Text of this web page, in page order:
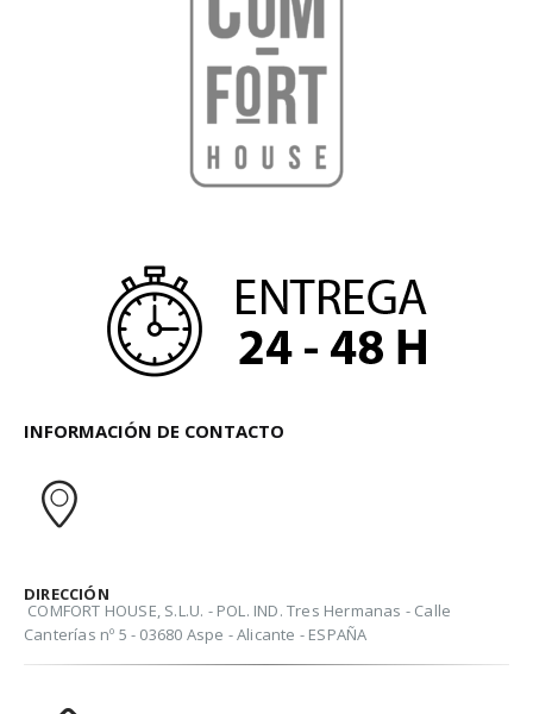
INFORMACIÓN DE CONTACTO
DIRECCIÓN
COMFORT HOUSE, S.L.U. - POL. IND. Tres Hermanas - Calle
Canterías nº 5 - 03680 Aspe - Alicante - ESPAÑA